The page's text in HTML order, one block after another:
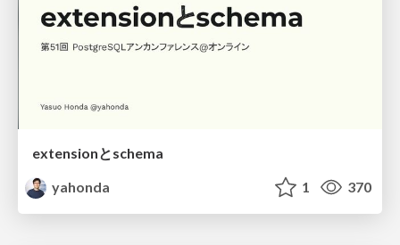
extensionとschema
yahonda
1 370